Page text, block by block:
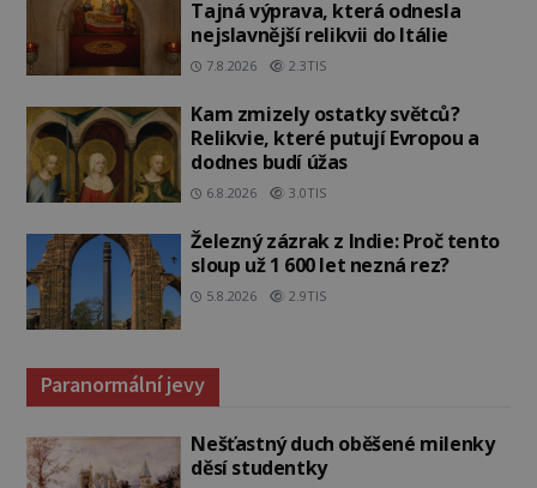
Tajná výprava, která odnesla
nejslavnější relikvii do Itálie
7.8.2026 2.3TIS
Kam zmizely ostatky světců?
Relikvie, které putují Evropou a
dodnes budí úžas
6.8.2026 3.0TIS
Železný zázrak z Indie: Proč tento
sloup už 1 600 let nezná rez?
5.8.2026 2.9TIS
Paranormální jevy
Nešťastný duch oběšené milenky
děsí studentky